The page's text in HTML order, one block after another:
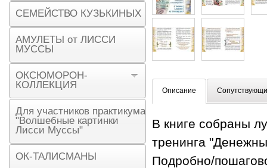
Описание
В книге собраны
тренинга
Подробно/
СЕМЕЙСТВО КУЗЬКИНЫХ
АМУЛЕТЫ от ЛИССИ
МУССЫ
ОКСЮМОРОН-
КОЛЛЕКЦИЯ
Для участников практикума
"Волшебные картинки
Лисси Муссы"
ОК-ТАЛИСМАНЫ